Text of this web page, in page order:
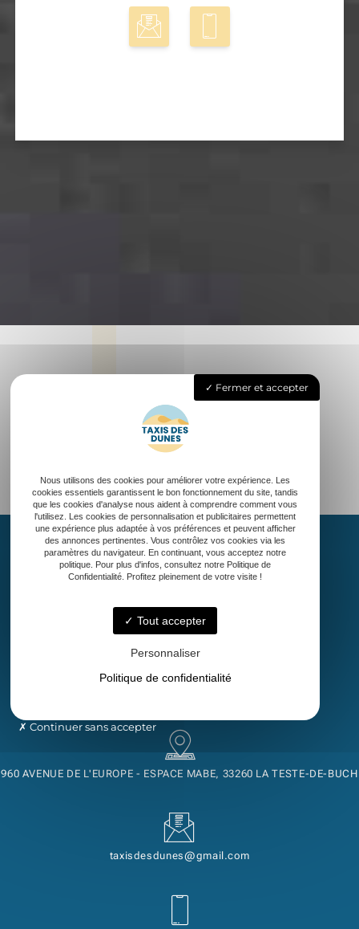
Accueil
Taxi
Transport de malade assis
960 AVENUE DE L'EUROPE - ESPACE MABE, 33260 LA TESTE-DE-BUCH
taxisdesdunes@gmail.com
Fermer et accepter
Nous utilisons des cookies pour améliorer votre expérience. Les
cookies essentiels garantissent le bon fonctionnement du site, tandis
que les cookies d'analyse nous aident à comprendre comment vous
l'utilisez. Les cookies de personnalisation et publicitaires permettent
une expérience plus adaptée à vos préférences et peuvent afficher
des annonces pertinentes. Vous contrôlez vos cookies via les
paramètres du navigateur. En continuant, vous acceptez notre
politique. Pour plus d'infos, consultez notre Politique de
Confidentialité. Profitez pleinement de votre visite !
Tout accepter
Personnaliser
Politique de confidentialité
Continuer sans accepter